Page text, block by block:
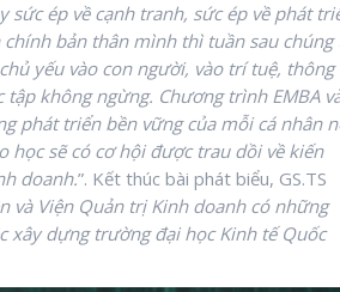
sức ép về cạnh tranh, sức ép về phát
bản thân mình thì tuần sau chúng
yếu vào con người, vào trí tuệ, thông
không ngừng. Chương trình EMBA
phát triển bền vững của mỗi cá nhân
học sẽ có cơ hội được trau dồi về kiến
doanh.”. Kết thúc bài phát biểu, GS.TS
và Viện Quản trị Kinh doanh có những
xây dựng trường đại học Kinh tế Quốc